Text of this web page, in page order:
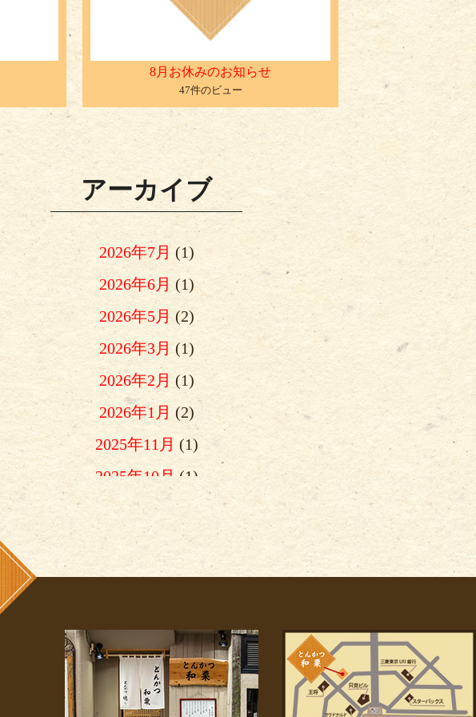
8月お休みのお知らせ
47件のビュー
アーカイブ
2026年7月 (1)
2026年6月(1)
2026年5月(2)
2026年3月 (1)
2026年2月 (1)
2026年1月 (2)
2025年11月 (1)
2025年10月 (1)
2025年9月
(1)
2025年8月
(1)
2025年7月
(1)
2025年4月(2)
2025年2月
(1)